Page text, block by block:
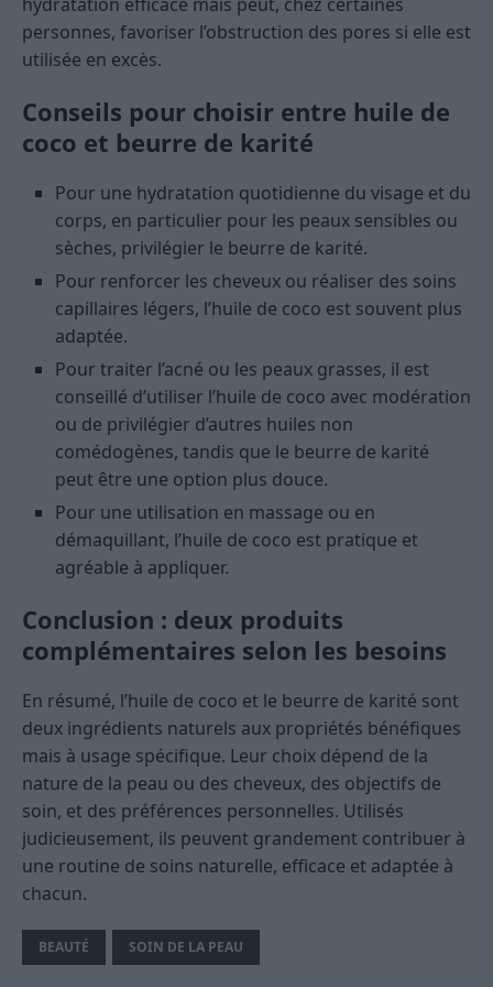
personnes, favoriser l’obstruction des pores si elle est
utilisée en excès.
Conseils pour choisir entre huile de
coco et beurre de karité
Pour une hydratation quotidienne du visage et du
corps, en particulier pour les peaux sensibles ou
sèches, privilégier le beurre de karité.
Pour renforcer les cheveux ou réaliser des soins
capillaires légers, l’huile de coco est souvent plus
adaptée.
Pour traiter l’acné ou les peaux grasses, il est
conseillé d’utiliser l’huile de coco avec modération
ou de privilégier d’autres huiles non
comédogènes, tandis que le beurre de karité
peut être une option plus douce.
Pour une utilisation en massage ou en
démaquillant, l’huile de coco est pratique et
agréable à appliquer.
Conclusion : deux produits
complémentaires selon les besoins
En résumé, l’huile de coco et le beurre de karité sont
deux ingrédients naturels aux propriétés bénéfiques
mais à usage spécifique. Leur choix dépend de la
nature de la peau ou des cheveux, des objectifs de
soin, et des préférences personnelles. Utilisés
judicieusement, ils peuvent grandement contribuer à
une routine de soins naturelle, efficace et adaptée à
chacun.
BEAUTÉ SOIN DE LA PEAU